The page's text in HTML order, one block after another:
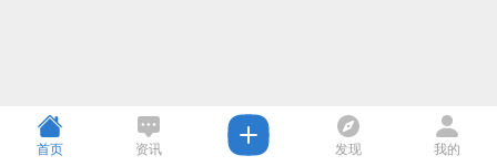
首页 资讯 发现 我的